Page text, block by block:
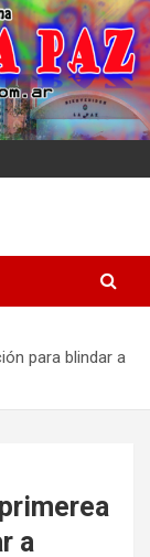
para blindar a
a